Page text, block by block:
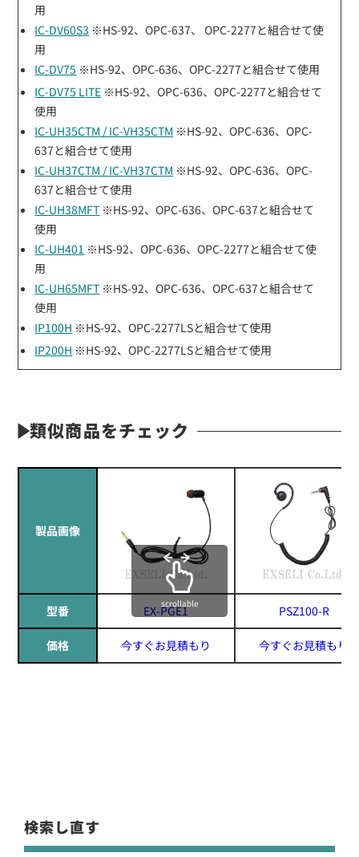
用
IC-DV60S3 ※HS-92、OPC-637、 OPC-2277と組合せて使
用
IC-DV75 ※HS-92、OPC-636、OPC-2277と組合せて使用
IC-DV75 LITE ※HS-92、OPC-636、OPC-2277と組合せて
使用
IC-UH35CTM / IC-VH35CTM ※HS-92、OPC-636、OPC-
637と組合せて使用
IC-UH37CTM / IC-VH37CTM ※HS-92、OPC-636、OPC-
637と組合せて使用
IC-UH38MFT ※HS-92、OPC-636、OPC-637と組合せて
使用
IC-UH401 ※HS-92、OPC-636、OPC-2277と組合せて使
用
IC-UH65MFT ※HS-92、OPC-636、OPC-637と組合せて
使用
IP100H ※HS-92、OPC-2277LSと組合せて使用
IP200H ※HS-92、OPC-2277LSと組合せて使用
類似商品をチェック
製品画像
型番 EX-PGE1 PSZ100-R
価格 今すぐお見積もり 今すぐお見積もり
scrollable
検索し直す